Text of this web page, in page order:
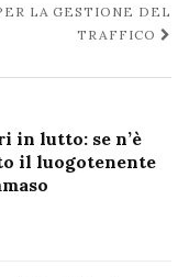
LA GESTIONE DEL
TRAFFICO
in lutto: se n’è
il luogotenente